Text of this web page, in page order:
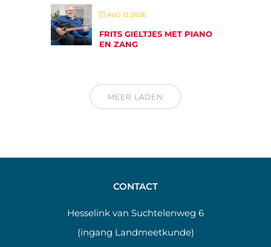
AUG 12 2026
FRITS GIELTJES MET PIANO
EN ZANG
MEER LADEN
CONTACT
Hesselink van Suchtelenweg 6
(ingang Landmeetkunde)